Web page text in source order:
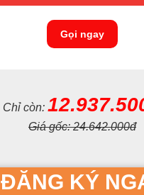
Gọi ngay
Chỉ còn:
Giá gốc:24.642.000đ
ĐĂNG KÝ